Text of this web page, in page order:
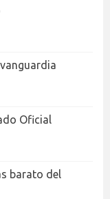
Oficial
barato del